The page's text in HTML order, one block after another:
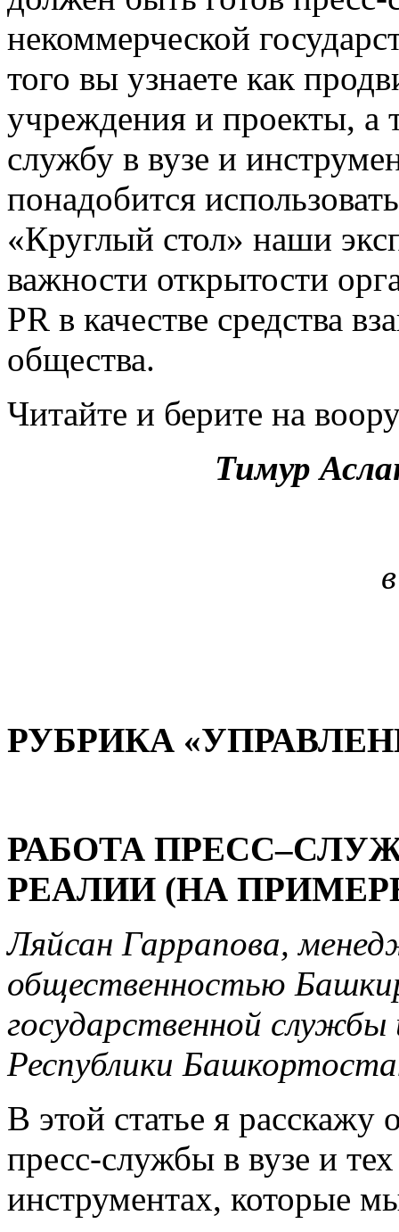
некоммерческой
того вы узнаете как
учреждения и проекты, а
службу в вузе и
понадобится
«Круглый стол» наши
важности открытости
PR в качестве средства
общества.
Читайте и берите на
Тимур
РУБРИКА
РАБОТА
РЕАЛИИ (НА
Ляйсан Гаррапова,
общественностью
государственной службы
Республики
В этой статье я расскажу
пресс-службы в вузе и
инструментах, которые